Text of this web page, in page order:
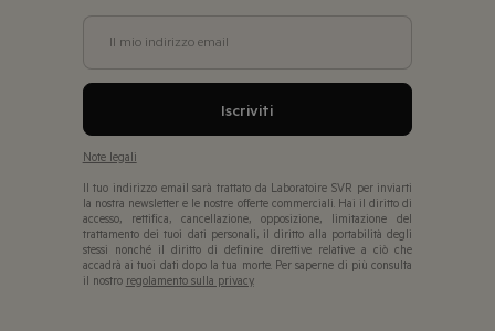
Il mio indirizzo email
Iscriviti
Note legali
Il tuo indirizzo email sarà trattato da Laboratoire SVR per inviarti
la nostra newsletter e le nostre offerte commerciali. Hai il diritto di
accesso, rettifica, cancellazione, opposizione, limitazione del
trattamento dei tuoi dati personali, il diritto alla portabilità degli
stessi nonché il diritto di definire direttive relative a ciò che
accadrà ai tuoi dati dopo la tua morte. Per saperne di più consulta
il nostro regolamento sulla privacy.